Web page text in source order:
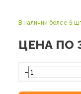
В наличии более 5
ЦЕНА ПО
-